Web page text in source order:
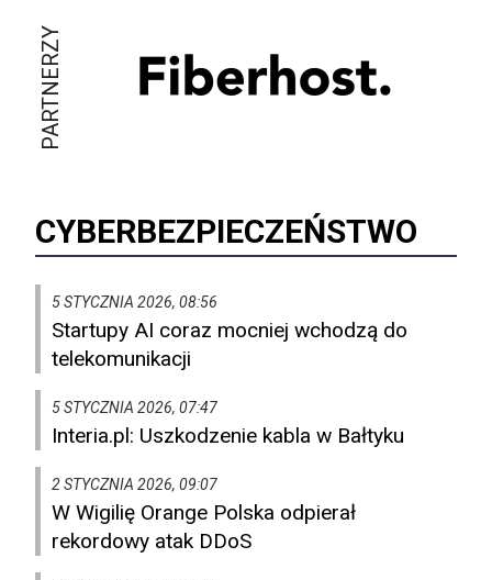
PARTNERZY
CYBERBEZPIECZEŃSTWO
5 STYCZNIA 2026, 08:56
Startupy AI coraz mocniej wchodzą do
telekomunikacji
5 STYCZNIA 2026, 07:47
Interia.pl: Uszkodzenie kabla w Bałtyku
2 STYCZNIA 2026, 09:07
W Wigilię Orange Polska odpierał
rekordowy atak DDoS